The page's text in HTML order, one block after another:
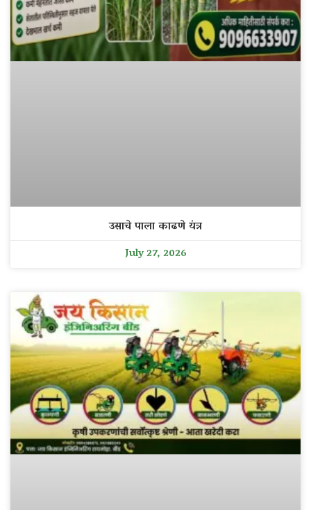
उसाचे पाला काढणे यंत्र
July 27, 2026